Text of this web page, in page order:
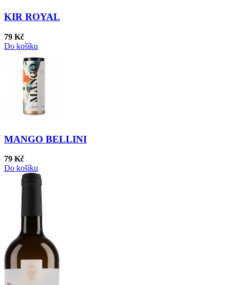
KIR ROYAL
79 Kč
Do košíku
MANGO BELLINI
79 Kč
Do košíku